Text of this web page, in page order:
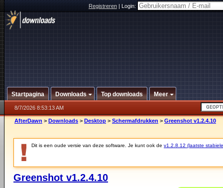
Registreren|Login:
Startpagina Downloads Top downloads Meer
8/7/2026 8:53:13 AM
AfterDawn > Downloads > Desktop > Schermafdrukken > Greenshot v1.2.4.10
Dit is een oude versie van deze software. Je kunt ook de v1.2.8.12 (laatste
Greenshot v1.2.4.10